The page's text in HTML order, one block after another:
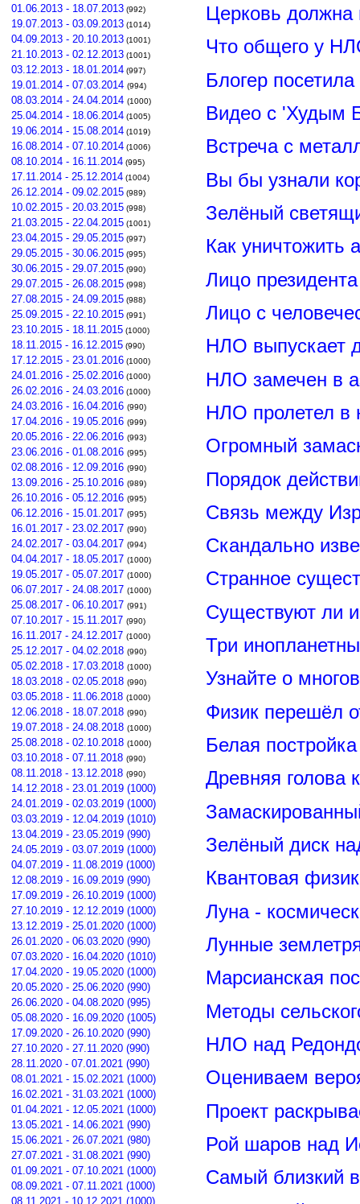
01.06.2013 - 18.07.2013 (992)
19.07.2013 - 03.09.2013 (1014)
04.09.2013 - 20.10.2013 (1001)
21.10.2013 - 02.12.2013 (1001)
03.12.2013 - 18.01.2014 (997)
19.01.2014 - 07.03.2014 (994)
08.03.2014 - 24.04.2014 (1000)
25.04.2014 - 18.06.2014 (1005)
19.06.2014 - 15.08.2014 (1019)
16.08.2014 - 07.10.2014 (1006)
08.10.2014 - 16.11.2014 (995)
17.11.2014 - 25.12.2014 (1004)
26.12.2014 - 09.02.2015 (989)
10.02.2015 - 20.03.2015 (998)
21.03.2015 - 22.04.2015 (1001)
23.04.2015 - 29.05.2015 (997)
29.05.2015 - 30.06.2015 (995)
30.06.2015 - 29.07.2015 (990)
29.07.2015 - 26.08.2015 (998)
27.08.2015 - 24.09.2015 (988)
25.09.2015 - 22.10.2015 (991)
23.10.2015 - 18.11.2015 (1000)
18.11.2015 - 16.12.2015 (990)
17.12.2015 - 23.01.2016 (1000)
24.01.2016 - 25.02.2016 (1000)
26.02.2016 - 24.03.2016 (1000)
24.03.2016 - 16.04.2016 (990)
17.04.2016 - 19.05.2016 (999)
20.05.2016 - 22.06.2016 (993)
23.06.2016 - 01.08.2016 (995)
02.08.2016 - 12.09.2016 (990)
13.09.2016 - 25.10.2016 (989)
26.10.2016 - 05.12.2016 (995)
06.12.2016 - 15.01.2017 (995)
16.01.2017 - 23.02.2017 (990)
24.02.2017 - 03.04.2017 (994)
04.04.2017 - 18.05.2017 (1000)
19.05.2017 - 05.07.2017 (1000)
06.07.2017 - 24.08.2017 (1000)
25.08.2017 - 06.10.2017 (991)
07.10.2017 - 15.11.2017 (990)
16.11.2017 - 24.12.2017 (1000)
25.12.2017 - 04.02.2018 (990)
05.02.2018 - 17.03.2018 (1000)
18.03.2018 - 02.05.2018 (990)
03.05.2018 - 11.06.2018 (1000)
12.06.2018 - 18.07.2018 (990)
19.07.2018 - 24.08.2018 (1000)
25.08.2018 - 02.10.2018 (1000)
03.10.2018 - 07.11.2018 (990)
08.11.2018 - 13.12.2018 (990)
14.12.2018 - 23.01.2019 (1000)
24.01.2019 - 02.03.2019 (1000)
03.03.2019 - 12.04.2019 (1010)
13.04.2019 - 23.05.2019 (990)
24.05.2019 - 03.07.2019 (1000)
04.07.2019 - 11.08.2019 (1000)
12.08.2019 - 16.09.2019 (990)
17.09.2019 - 26.10.2019 (1000)
27.10.2019 - 12.12.2019 (1000)
13.12.2019 - 25.01.2020 (1000)
26.01.2020 - 06.03.2020 (990)
07.03.2020 - 16.04.2020 (1010)
17.04.2020 - 19.05.2020 (1000)
20.05.2020 - 25.06.2020 (990)
26.06.2020 - 04.08.2020 (995)
05.08.2020 - 16.09.2020 (1005)
17.09.2020 - 26.10.2020 (990)
27.10.2020 - 27.11.2020 (990)
28.11.2020 - 07.01.2021 (990)
08.01.2021 - 15.02.2021 (1000)
16.02.2021 - 31.03.2021 (1000)
01.04.2021 - 12.05.2021 (1000)
13.05.2021 - 14.06.2021 (990)
15.06.2021 - 26.07.2021 (980)
27.07.2021 - 31.08.2021 (990)
01.09.2021 - 07.10.2021 (1000)
08.09.2021 - 07.11.2021 (1000)
08.11.2021 - 10.12.2021 (1000)
Церковь должна
Что общего у
Блогер
Видео с 'Худым
Встреча с
Вы бы узнали
Зелёный
Как уничтожить
Лицо
Лицо с
НЛО выпускает
НЛО замечен в
НЛО пролетел в
Огромный
Порядок
Связь между
Скандально
Странное
Существуют ли
Три
Узнайте о
Физик перешёл
Белая
Древняя голова
Зелёный диск
Квантовая
Луна -
Лунные
Марсианская
Методы
НЛО над
Оцениваем
Проект
Рой шаров над
Самый близкий